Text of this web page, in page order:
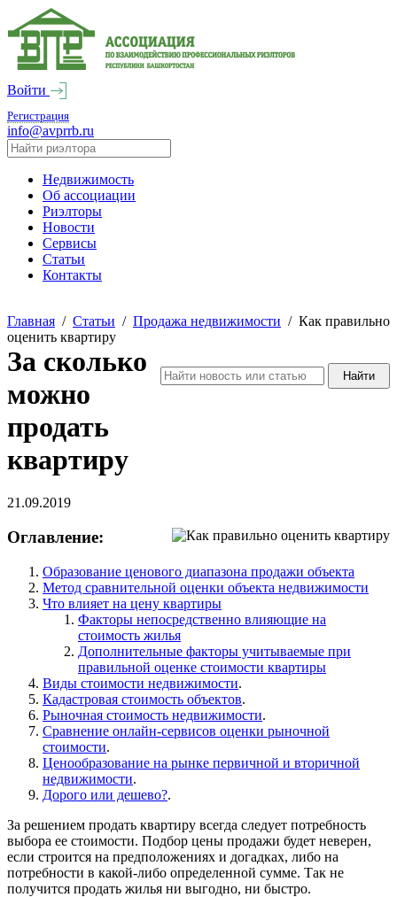
Войти
Регистрация
info@avprrb.ru
Недвижимость
Об ассоциации
Риэлторы
Новости
Сервисы
Статьи
Контакты
Главная / Статьи / Продажа недвижимости / Как правильно
оценить квартиру
За сколько
можно
продать
квартиру
21.09.2019
Оглавление:
Образование ценового диапазона продажи объекта
Метод сравнительной оценки объекта недвижимости
Что влияет на цену квартиры
Факторы непосредственно влияющие на
стоимость жилья
Дополнительные факторы учитываемые при
правильной оценке стоимости квартиры
Виды стоимости недвижимости.
Кадастровая стоимость объектов.
Рыночная стоимость недвижимости.
Сравнение онлайн-сервисов оценки рыночной
стоимости.
Ценообразование на рынке первичной и вторичной
недвижимости.
Дорого или дешево?.
За решением продать квартиру всегда следует потребность
выбора ее стоимости. Подбор цены продажи будет неверен,
если строится на предположениях и догадках, либо на
потребности в какой-либо определенной сумме. Так не
получится продать жилья ни выгодно, ни быстро.